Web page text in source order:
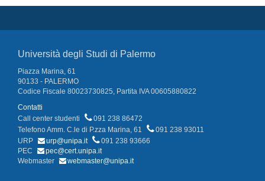
Università degli Studi di Palermo
Piazza Marina, 61
90133 - PALERMO
Codice Fiscale 80023730825, Partita IVA 00605880822
Contatti
Call center studenti
091 238 86472
Telefono Amm. C.le di P.zza Marina, 61
091 238 93011
URP
urp@unipa.it
091 238 93666
PEC
pec@cert.unipa.it
Webmaster
webmaster@unipa.it